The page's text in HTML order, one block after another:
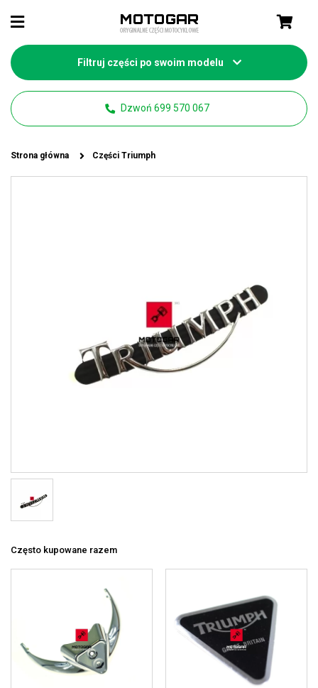
Filtruj części po swoim modelu
Dzwoń 699 570 067
Strona główna Części Triumph
Często kupowane razem